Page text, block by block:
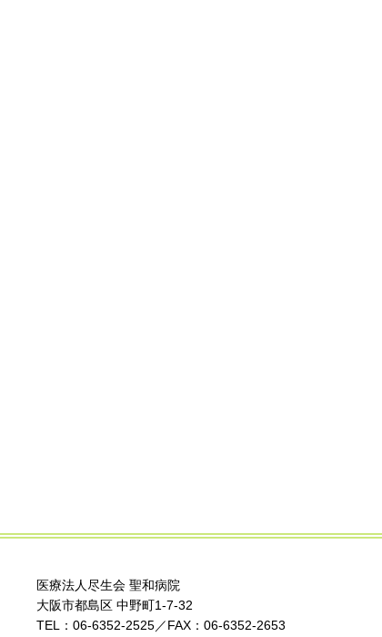
医療法人尽生会 聖和病院
大阪市都島区 中野町1-7-32
TEL：06-6352-2525／FAX：06-6352-2653